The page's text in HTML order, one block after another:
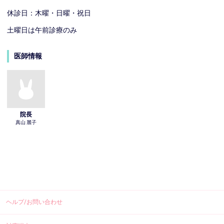
休診日：木曜・日曜・祝日
土曜日は午前診療のみ
医師情報
院長
真山 麗子
ヘルプ/お問い合わせ